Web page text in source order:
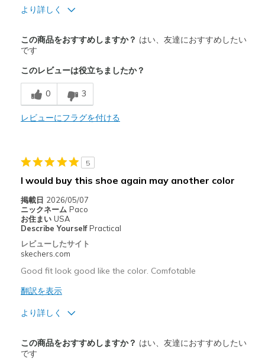
より詳しく
Attractive Design
Comfortable
商品が期待と異なったレビュー
Need Break In
Casual Wear
Width
Feels true to width
Sizing
View On Shoes
この商品をおすすめしますか？ はい、友達におすすめしたい
です
このレビューは役立ちましたか？
0 3
レビューにフラグを付ける
5
I would buy this shoe again may another color
掲載日 2026/05/07
ニックネーム Paco
お住まい USA
Describe Yourself Practical
レビューしたサイト
skechers.com
Good fit look good like the color. Comfotable
翻訳を表示
より詳しく
Attractive Design
この商品をおすすめしますか？ はい、友達におすすめしたい
です